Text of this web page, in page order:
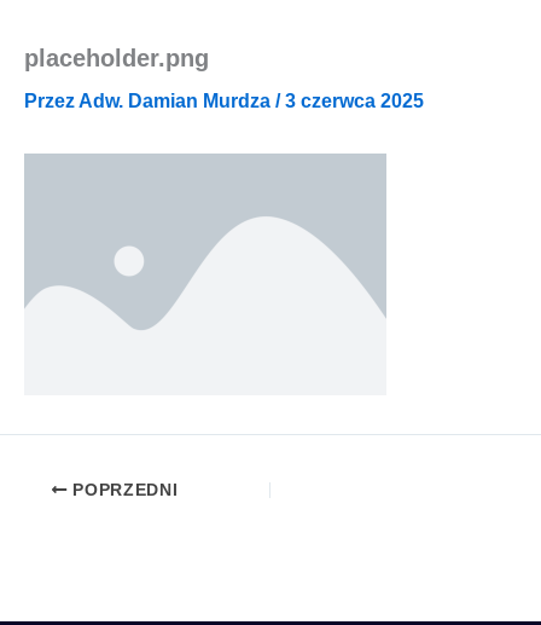
placeholder.png
PrzezAdw. Damian Murdza /3 czerwca 2025
POPRZEDNI